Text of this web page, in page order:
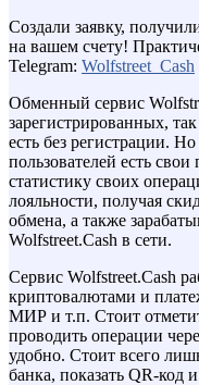
Создали заявку,
на вашем счету!
Telegram: Wolfstreet_Cash
Обменный сервис
зарегистрированных,
есть без регистрации.
пользователей есть
статистику своих
лояльности, получая
обмена, а также
Wolfstreet.Cash в сети.
Сервис Wolfstreet.Cash
криптовалютами и
МИР и т.п. Стоит
проводить операции
удобно. Стоит всего
банка, показать QR-код